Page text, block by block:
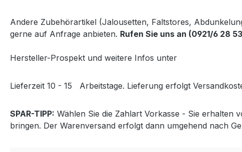
Andere Zubehörartikel (Jalousetten, Faltstores,
gerne auf Anfrage anbieten. Rufen Sie uns an (0921/6 28
Hersteller-Prospekt und weitere Infos unter
Lieferzeit 10 - 15 Arbeitstage. Lieferung erfolgt
SPAR-TIPP: Wählen Sie die Zahlart Vorkasse - Sie
bringen. Der Warenversand erfolgt dann umgehend nach